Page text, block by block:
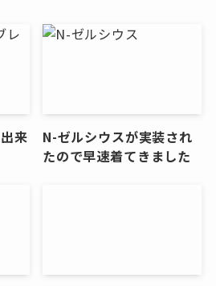
来
N-ゼルシウスが実装され
たので早速着てきました